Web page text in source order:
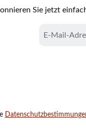
Sie jetzt
Mail-